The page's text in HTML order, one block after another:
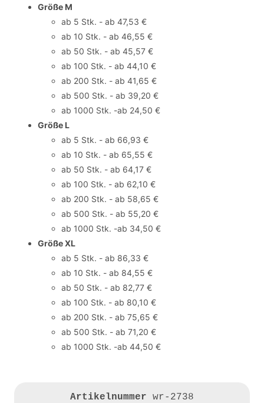
Größe M
ab 5 Stk. - ab 47,53 €
ab 10 Stk. - ab 46,55 €
ab 50 Stk. - ab 45,57 €
ab 100 Stk. - ab 44,10 €
ab 200 Stk. - ab 41,65 €
ab 500 Stk. - ab 39,20 €
ab 1000 Stk. -ab 24,50 €
Größe L
ab 5 Stk. - ab 66,93 €
ab 10 Stk. - ab 65,55 €
ab 50 Stk. - ab 64,17 €
ab 100 Stk. - ab 62,10 €
ab 200 Stk. - ab 58,65 €
ab 500 Stk. - ab 55,20 €
ab 1000 Stk. -ab 34,50 €
Größe XL
ab 5 Stk. - ab 86,33 €
ab 10 Stk. - ab 84,55 €
ab 50 Stk. - ab 82,77 €
ab 100 Stk. - ab 80,10 €
ab 200 Stk. - ab 75,65 €
ab 500 Stk. - ab 71,20 €
ab 1000 Stk. -ab 44,50 €
Artikelnummer wr-2738